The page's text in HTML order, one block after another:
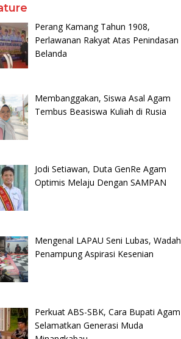
Perang Kamang Tahun 1908,
Perlawanan Rakyat Atas Penindasan
Belanda
Membanggakan, Siswa Asal Agam
Tembus Beasiswa Kuliah di Rusia
Jodi Setiawan, Duta GenRe Agam
Optimis Melaju Dengan SAMPAN
Mengenal LAPAU Seni Lubas, Wadah
Penampung Aspirasi Kesenian
Perkuat ABS-SBK, Cara Bupati Agam
Selamatkan Generasi Muda